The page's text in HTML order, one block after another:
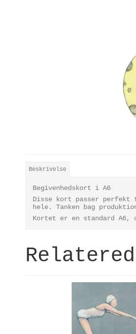
Beskrivelse
Begivenhedskort i A6
Disse kort passer
hele. Tanken bag
Kortet er en standard A6,